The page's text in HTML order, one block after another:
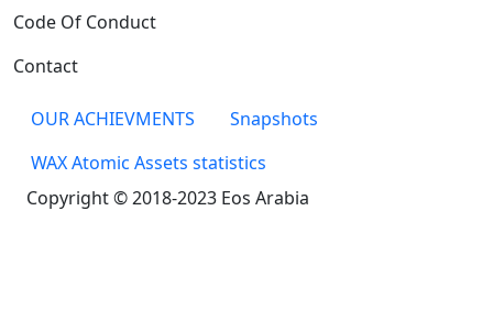
Code Of Conduct
Contact
Links Group
OUR ACHIEVMENTS
Snapshots
WAX Atomic Assets statistics
Copyright © 2018-2023 Eos Arabia